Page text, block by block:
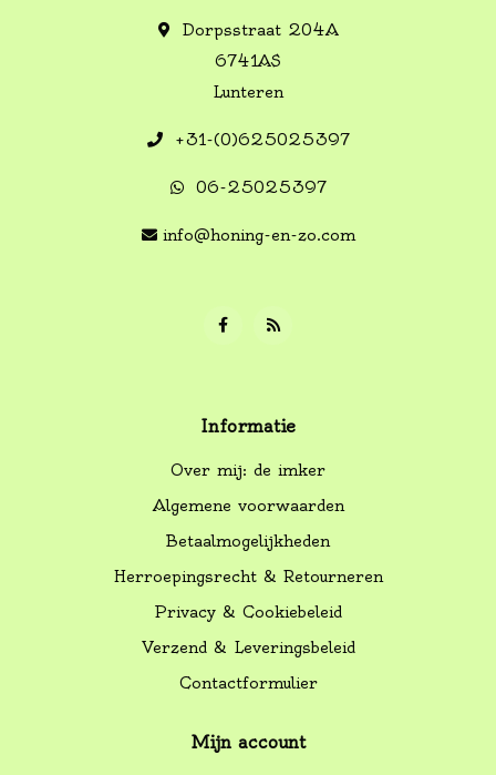
Dorpsstraat 204A
6741AS
Lunteren
+31-(0)625025397
06-25025397
info@honing-en-zo.com
Informatie
Over mij: de imker
Algemene voorwaarden
Betaalmogelijkheden
Herroepingsrecht & Retourneren
Privacy & Cookiebeleid
Verzend & Leveringsbeleid
Contactformulier
Mijn account